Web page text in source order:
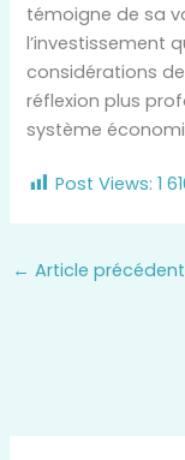
témoigne de sa
l’investissement
considérations
réflexion plus
système
Post Views: 1
← Article précédent